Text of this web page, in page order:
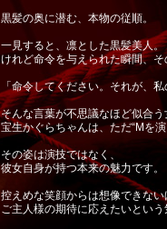
黒髪の奥に潜む、本物の従順。
一見すると、凛とした黒髪美人。
けれど命令を与えられた瞬間、そ
「命令してください。それが、私
そんな言葉が不思議なほど似合う
宝生かぐらちゃんは、ただ“Mを
その姿は演技ではなく、
彼女自身が持つ本来の魅力です。
控えめな笑顔からは想像できない
ご主人様の期待に応えたいとい